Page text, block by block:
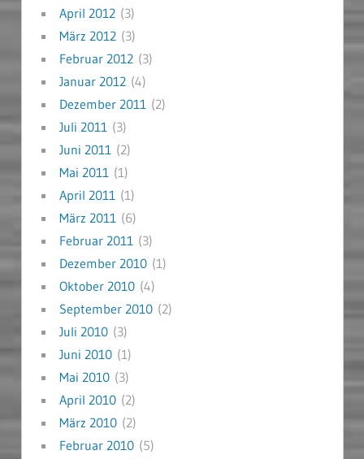
April 2012(3)
März 2012(3)
Februar 2012(3)
Januar 2012(4)
Dezember 2011(2)
Juli 2011(3)
Juni 2011(2)
Mai 2011(1)
April 2011(1)
März 2011(6)
Februar 2011(3)
Dezember 2010(1)
Oktober 2010(4)
September 2010(2)
Juli 2010(3)
Juni 2010(1)
Mai 2010(3)
April 2010(2)
März 2010(2)
Februar 2010(5)